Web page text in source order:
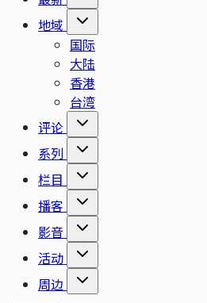
地域
国际
大陆
香港
台湾
评论
系列
栏目
播客
影音
活动
周边